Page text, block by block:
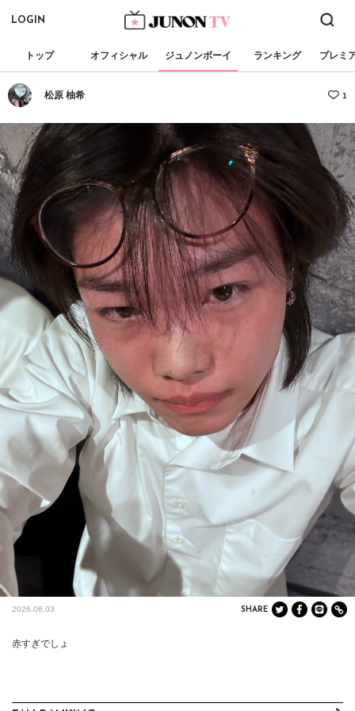
LOGIN
トップ オフィシャル ジュノンボーイ ランキング プレミ
松原 柚希 1
2026.06.03 SHARE
赤すぎでしょ